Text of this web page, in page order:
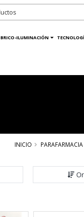
BRICO-ILUMINACIÓN
INICIO PARAFARMACIA